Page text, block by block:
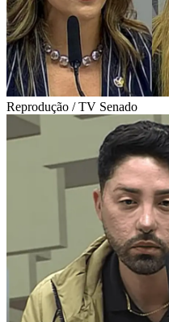
Reprodução / TV Senado